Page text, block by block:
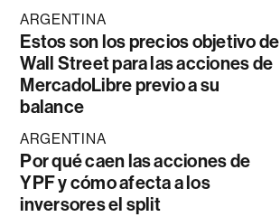
ARGENTINA
Estos son los precios objetivo de
Wall Street para las acciones de
MercadoLibre previo a su
balance
ARGENTINA
Por qué caen las acciones de
YPF y cómo afecta a los
inversores el split